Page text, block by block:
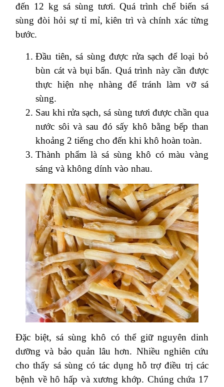
đến 12 kg sá sùng tươi. Quá trình chế biến sá
sùng đòi hỏi sự tỉ mỉ, kiên trì và chính xác từng
bước.
Đầu tiên, sá sùng được rửa sạch để loại bỏ
bùn cát và bụi bẩn. Quá trình này cần được
thực hiện nhẹ nhàng để tránh làm vỡ sá
sùng.
Sau khi rửa sạch, sá sùng tươi được chần qua
nước sôi và sau đó sấy khô bằng bếp than
khoảng 2 tiếng cho đến khi khô hoàn toàn.
Thành phẩm là sá sùng khô có màu vàng
sáng và không dính vào nhau.
Đặc biệt, sá sùng khô có thể giữ nguyên dinh
dưỡng và bảo quản lâu hơn. Nhiều nghiên cứu
cho thấy sá sùng có tác dụng hỗ trợ điều trị các
bệnh về hô hấp và xương khớp. Chúng chứa 17